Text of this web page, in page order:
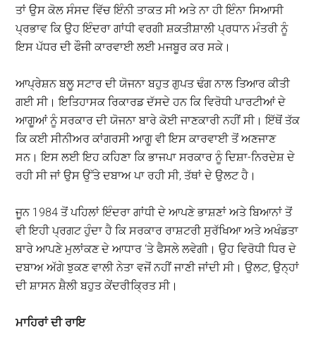
ਤਾਂ ਉਸ ਕੋਲ ਸੰਸਦ ਵਿੱਚ ਇੰਨੀ ਤਾਕਤ ਸੀ ਅਤੇ ਨਾ ਹੀ ਇੰਨਾ ਸਿਆਸੀ
ਪ੍ਰਭਾਵ ਕਿ ਉਹ ਇੰਦਰਾ ਗਾਂਧੀ ਵਰਗੀ ਸ਼ਕਤੀਸ਼ਾਲੀ ਪ੍ਰਧਾਨ ਮੰਤਰੀ ਨੂੰ
ਇਸ ਪੱਧਰ ਦੀ ਫੌਜੀ ਕਾਰਵਾਈ ਲਈ ਮਜਬੂਰ ਕਰ ਸਕੇ।
ਆਪ੍ਰੇਸ਼ਨ ਬਲੂ ਸਟਾਰ ਦੀ ਯੋਜਨਾ ਬਹੁਤ ਗੁਪਤ ਢੰਗ ਨਾਲ ਤਿਆਰ ਕੀਤੀ
ਗਈ ਸੀ। ਇਤਿਹਾਸਕ ਰਿਕਾਰਡ ਦੱਸਦੇ ਹਨ ਕਿ ਵਿਰੋਧੀ ਪਾਰਟੀਆਂ ਦੇ
ਆਗੂਆਂ ਨੂੰ ਸਰਕਾਰ ਦੀ ਯੋਜਨਾ ਬਾਰੇ ਕੋਈ ਜਾਣਕਾਰੀ ਨਹੀਂ ਸੀ। ਇੱਥੋਂ ਤੱਕ
ਕਿ ਕਈ ਸੀਨੀਅਰ ਕਾਂਗਰਸੀ ਆਗੂ ਵੀ ਇਸ ਕਾਰਵਾਈ ਤੋਂ ਅਣਜਾਣ
ਸਨ। ਇਸ ਲਈ ਇਹ ਕਹਿਣਾ ਕਿ ਭਾਜਪਾ ਸਰਕਾਰ ਨੂੰ ਦਿਸ਼ਾ-ਨਿਰਦੇਸ਼ ਦੇ
ਰਹੀ ਸੀ ਜਾਂ ਉਸ ਉੱਤੇ ਦਬਾਅ ਪਾ ਰਹੀ ਸੀ, ਤੱਥਾਂ ਦੇ ਉਲਟ ਹੈ।
ਜੂਨ 1984 ਤੋਂ ਪਹਿਲਾਂ ਇੰਦਰਾ ਗਾਂਧੀ ਦੇ ਆਪਣੇ ਭਾਸ਼ਣਾਂ ਅਤੇ ਬਿਆਨਾਂ ਤੋਂ
ਵੀ ਇਹੀ ਪ੍ਰਗਟ ਹੁੰਦਾ ਹੈ ਕਿ ਸਰਕਾਰ ਰਾਸ਼ਟਰੀ ਸੁਰੱਖਿਆ ਅਤੇ ਅਖੰਡਤਾ
ਬਾਰੇ ਆਪਣੇ ਮੁਲਾਂਕਣ ਦੇ ਆਧਾਰ ‘ਤੇ ਫੈਸਲੇ ਲਵੇਗੀ। ਉਹ ਵਿਰੋਧੀ ਧਿਰ ਦੇ
ਦਬਾਅ ਅੱਗੇ ਝੁਕਣ ਵਾਲੀ ਨੇਤਾ ਵਜੋਂ ਨਹੀਂ ਜਾਣੀ ਜਾਂਦੀ ਸੀ। ਉਲਟ, ਉਨ੍ਹਾਂ
ਦੀ ਸ਼ਾਸਨ ਸ਼ੈਲੀ ਬਹੁਤ ਕੇਂਦਰੀਕ੍ਰਿਤ ਸੀ।
ਮਾਹਿਰਾਂ ਦੀ ਰਾਇ